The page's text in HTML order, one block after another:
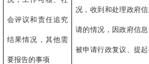
会评议和责任追究
结果情况，其他需
要报告的事项
况，收到和处理政府
请的情况，因政府信
被申请行政复议、提